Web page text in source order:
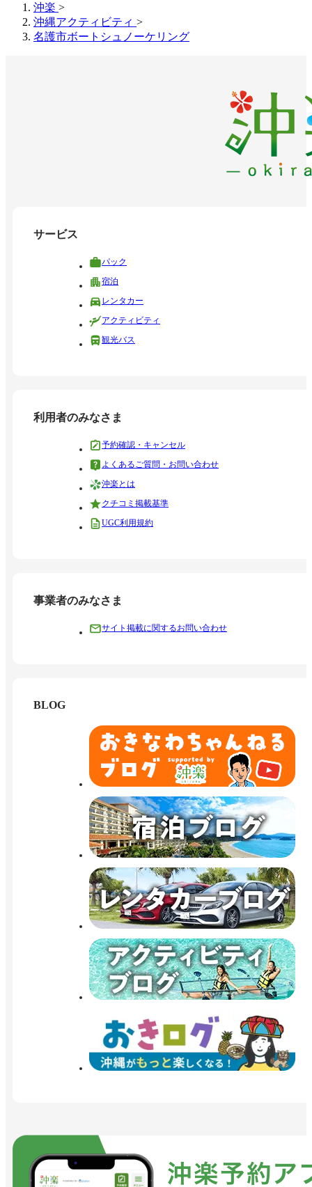
沖楽 >
沖縄アクティビティ >
名護市ボートシュノーケリング
サービス
パック
宿泊
レンタカー
アクティビティ
観光バス
利用者のみなさま
予約確認・キャンセル
よくあるご質問・お問い合わせ
沖楽とは
クチコミ掲載基準
UGC利用規約
事業者のみなさま
サイト掲載に関するお問い合わせ
BLOG